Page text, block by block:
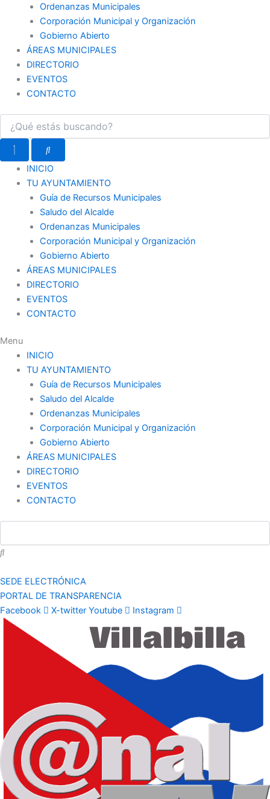
Ordenanzas Municipales
Corporación Municipal y Organización
Gobierno Abierto
ÁREAS MUNICIPALES
DIRECTORIO
EVENTOS
CONTACTO
INICIO
TU AYUNTAMIENTO
Guía de Recursos Municipales
Saludo del Alcalde
Ordenanzas Municipales
Corporación Municipal y Organización
Gobierno Abierto
ÁREAS MUNICIPALES
DIRECTORIO
EVENTOS
CONTACTO
Menu
INICIO
TU AYUNTAMIENTO
Guía de Recursos Municipales
Saludo del Alcalde
Ordenanzas Municipales
Corporación Municipal y Organización
Gobierno Abierto
ÁREAS MUNICIPALES
DIRECTORIO
EVENTOS
CONTACTO
SEDE ELECTRÓNICA
PORTAL DE TRANSPARENCIA
Facebook
X-twitter Youtube Instagram